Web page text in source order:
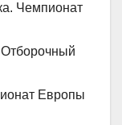
Чемпионат
Европы